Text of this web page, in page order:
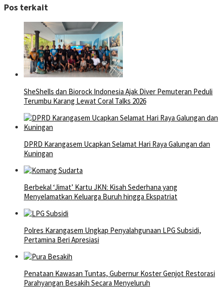
Pos terkait
SheShells dan Biorock Indonesia Ajak Diver Pemuteran Peduli
Terumbu Karang Lewat Coral Talks 2026
DPRD Karangasem Ucapkan Selamat Hari Raya Galungan dan
Kuningan
Berbekal ‘Jimat’ Kartu JKN: Kisah Sederhana yang
Menyelamatkan Keluarga Buruh hingga Ekspatriat
Polres Karangasem Ungkap Penyalahgunaan LPG Subsidi,
Pertamina Beri Apresiasi
Penataan Kawasan Tuntas, Gubernur Koster Genjot Restorasi
Parahyangan Besakih Secara Menyeluruh